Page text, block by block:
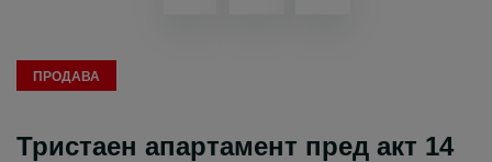
ПРОДАВА
Тристаен апартамент пред акт 14